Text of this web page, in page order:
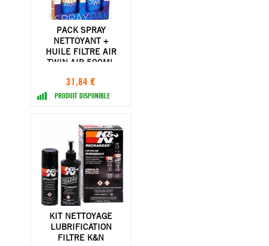
PACK SPRAY
NETTOYANT +
HUILE FILTRE AIR
TWIN AIR 500ML
31,84 €
PRODUIT DISPONIBLE
KIT NETTOYAGE
LUBRIFICATION
FILTRE K&N